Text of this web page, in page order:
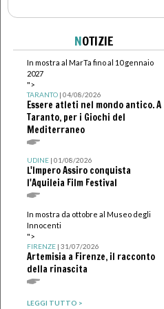
NOTIZIE
In mostra al MarTa fino al 10 gennaio
2027
">
TARANTO| 04/08/2026
Essere atleti nel mondo antico. A
Taranto, per i Giochi del
Mediterraneo
UDINE| 01/08/2026
L'Impero Assiro conquista
l'Aquileia Film Festival
In mostra da ottobre al Museo degli
Innocenti
">
FIRENZE| 31/07/2026
Artemisia a Firenze, il racconto
della rinascita
LEGGI TUTTO >